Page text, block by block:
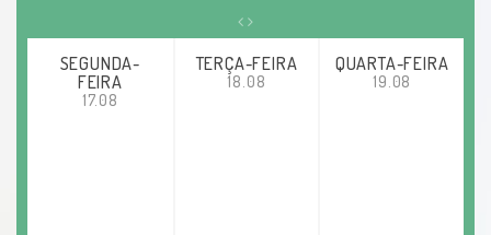
SEGUNDA-
FEIRA
17.08
TERÇA-FEIRA
18.08
QUARTA-FEIRA
19.08